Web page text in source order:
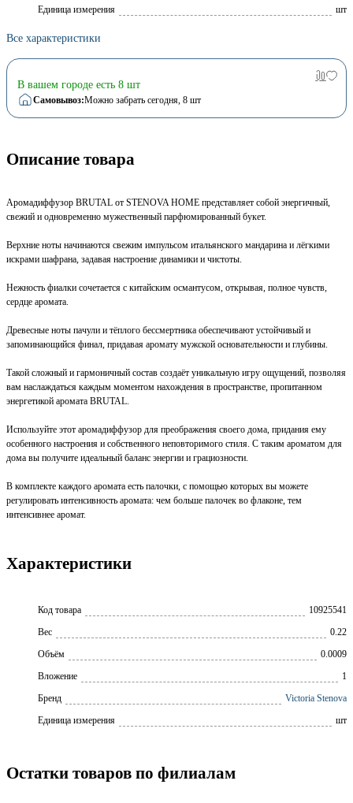
Единица измерения
шт
Все характеристики
В вашем городе есть 8 шт
Самовывоз:Можно забрать сегодня, 8 шт
Описание товара
Аромадиффузор BRUTAL от STENOVA HOME представляет собой энергичный,
свежий и одновременно мужественный парфюмированный букет.
Верхние ноты начинаются свежим импульсом итальянского мандарина и лёгкими
искрами шафрана, задавая настроение динамики и чистоты.
Нежность фиалки сочетается с китайским османтусом, открывая, полное чувств,
сердце аромата.
Древесные ноты пачули и тёплого бессмертника обеспечивают устойчивый и
запоминающийся финал, придавая аромату мужской основательности и глубины.
Такой сложный и гармоничный состав создаёт уникальную игру ощущений, позволяя
вам наслаждаться каждым моментом нахождения в пространстве, пропитанном
энергетикой аромата BRUTAL.
Используйте этот аромадиффузор для преображения своего дома, придания ему
особенного настроения и собственного неповторимого стиля. С таким ароматом для
дома вы получите идеальный баланс энергии и грациозности.
В комплекте каждого аромата есть палочки, с помощью которых вы можете
регулировать интенсивность аромата: чем больше палочек во флаконе, тем
интенсивнее аромат.
Характеристики
Код товара
10925541
Вес
0.22
Объём
0.0009
Вложение
1
Бренд
Victoria Stenova
Единица измерения
шт
Остатки товаров по филиалам